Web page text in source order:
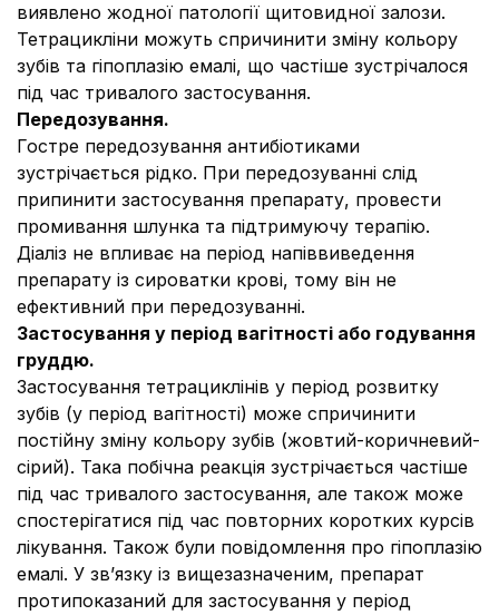
виявлено жодної патології щитовидної залози.
Тетрацикліни можуть спричинити зміну кольору
зубів та гіпоплазію емалі, що частіше зустрічалося
під час тривалого застосування.
Передозування.
Гостре передозування антибіотиками
зустрічається рідко. При передозуванні слід
припинити застосування препарату, провести
промивання шлунка та підтримуючу терапію.
Діаліз не впливає на період напіввиведення
препарату із сироватки крові, тому він не
ефективний при передозуванні.
Застосування у період вагітності або годування
груддю.
Застосування тетрациклінів у період розвитку
зубів (у період вагітності) може спричинити
постійну зміну кольору зубів (жовтий-коричневий-
сірий). Така побічна реакція зустрічається частіше
під час тривалого застосування, але також може
спостерігатися під час повторних коротких курсів
лікування. Також були повідомлення про гіпоплазію
емалі. У зв’язку із вищезазначеним, препарат
протипоказаний для застосування у період